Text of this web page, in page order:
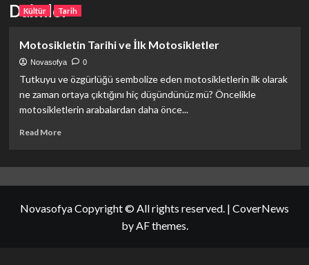
Daimler
Kültür Tarih
Motosikletin Tarihi ve İlk Motosikletler
Novasofya 0
Tutkuyu ve özgürlüğü sembolize eden motosikletlerin ilk olarak
ne zaman ortaya çıktığını hiç düşündünüz mü? Öncelikle
motosikletlerin arabalardan daha önce...
Read MoreRead
Motosikletin
İlk
Novasofya Copyright © All rights reserved. | CoverNews
by AF themes.